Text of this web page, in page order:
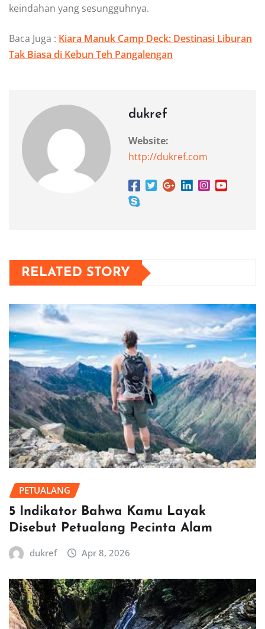
keindahan yang sesungguhnya.
Baca Juga : Kiara Manuk Camp Deck: Destinasi Liburan
Tak Biasa di Kebun Teh Pangalengan
dukref
Website:
http://dukref.com
RELATED STORY
PETUALANG
5 Indikator Bahwa Kamu Layak
Disebut Petualang Pecinta Alam
dukref Apr 8, 2026